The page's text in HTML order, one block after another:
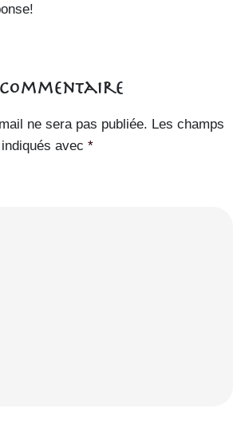
ne sera pas publiée. Les champs
avec *